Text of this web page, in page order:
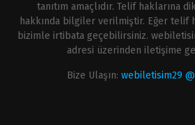
tanıtım amaçlıdır. Telif haklarına
hakkında bilgiler verilmiştir. Eğer telif
bizimle irtibata geçebilirsiniz.
adresi üzerinden iletişime
Bize Ulaşın: webiletisim29